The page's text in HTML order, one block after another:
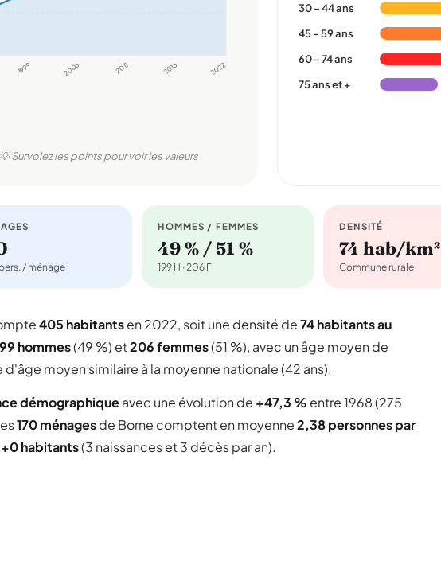
1999 2006 2011 2016 2022
💡 Survolez les points pour voir les valeurs
30 – 44 ans
45 – 59 ans
60 – 74 ans
75 ans et +
/ ménage
HOMMES / FEMMES
49 % / 51 %
199 H · 206 F
DENSITÉ
74 hab/km²
Commune rurale
405 habitantsen 2022, soit une densité de74 habitants au
hommes(49 %) et206 femmes(51 %), avec un âge moyen de
moyen similaire à la moyenne nationale (42 ans).
démographiqueavec une évolution de +47,3 % entre 1968 (275
170 ménagesde Borne comptent en moyenne2,38 personnes par
+0 habitants(3 naissances et 3 décès par an).